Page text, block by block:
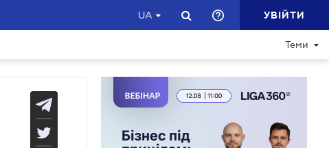
UA УВІЙТИ
Теми